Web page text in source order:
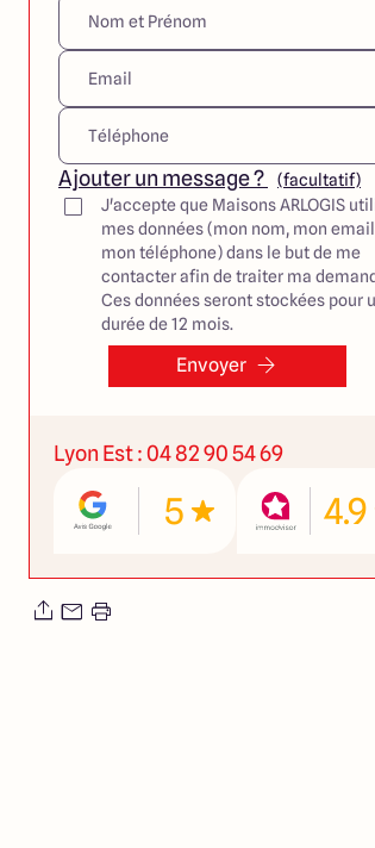
Ajouter un message ?
(facultatif)
J'accepte que Maisons ARLOGIS
mes données (mon nom, mon
mon téléphone) dans le but de me
contacter afin de traiter ma
Ces données seront stockées pour
durée de 12 mois.
Envoyer
Lyon Est : 04 82 90 54 69
5 4.9